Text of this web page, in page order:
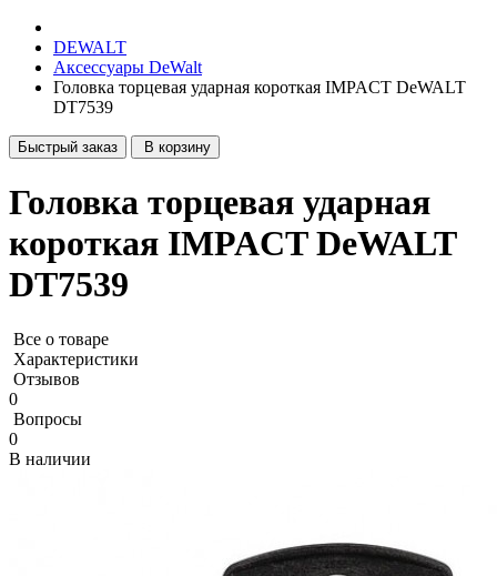
DEWALT
Аксессуары DeWalt
Головка торцевая ударная короткая IMPACT DeWALT
DT7539
Быстрый заказ В корзину
Головка торцевая ударная
короткая IMPACT DeWALT
DT7539
Все о товаре
Характеристики
Отзывов
0
Вопросы
0
В наличии